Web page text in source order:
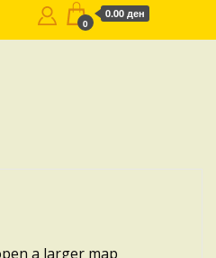
0
0.00 ден